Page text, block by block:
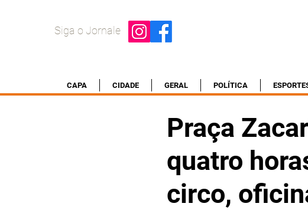
Siga o Jornale
CAPA CIDADE GERAL POLÍTICA
Praça
quatro
circo,